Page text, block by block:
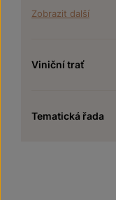
Zobrazit další
Viniční trať
Tematická řada